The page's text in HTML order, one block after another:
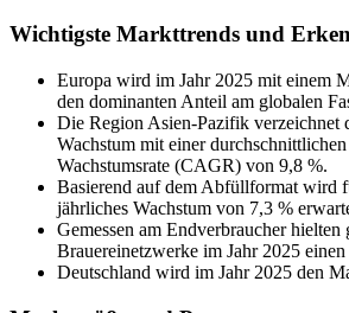
Wichtigste Markttrends und
Europa wird im Jahr 2025 mit einem
den dominanten Anteil am globalen
Die Region Asien-Pazifik verzeichnet
Wachstum mit einer
Wachstumsrate (CAGR) von 9,8 %.
Basierend auf dem Abfüllformat wird
jährliches Wachstum von 7,3 %
Gemessen am Endverbraucher hielten
Brauereinetzwerke im Jahr 2025
Deutschland wird im Jahr 2025 den